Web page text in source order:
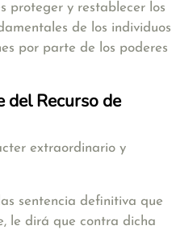
proteger y restablecer los
de los individuos
por parte de los poderes
del Recurso de
extraordinario y
sentencia definitiva que
le dirá que contra dicha